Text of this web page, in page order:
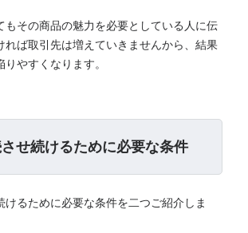
もその商品の魅力を必要としている人に伝
れば取引先は増えていきませんから、結果
やすくなります。
せ続けるために必要な条件
けるために必要な条件を二つご紹介しま